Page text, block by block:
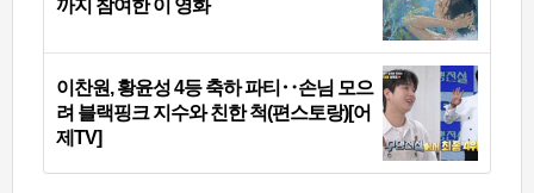
까지 참여한 이 영화
이찬원, 황윤성 4등 축하 파티‥손님 모으
려 블랙핑크 지수와 친한 척(편스토랑)[어
제TV]